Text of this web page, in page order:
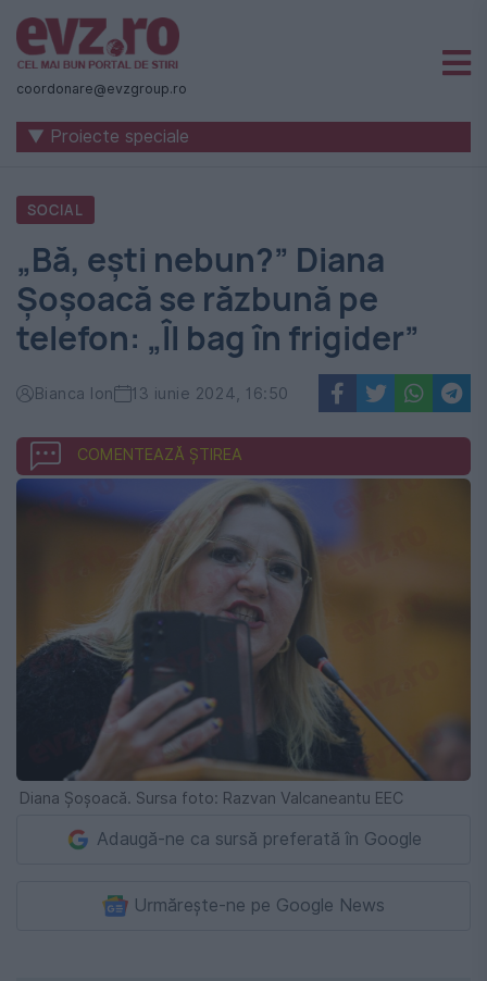
Știri
naționale
internaționale
România
-
Evenimentul
Zilei
coordonare@evzgroup.ro
▼ Proiecte speciale
SOCIAL
„Bă, ești nebun?” Diana
Șoșoacă se răzbună pe
telefon: „Îl bag în frigider”
Bianca Ion 13 iunie 2024, 16:50
COMENTEAZĂ ȘTIREA
Diana Șoșoacă. Sursa foto: Razvan Valcaneantu EEC
Adaugă-ne ca sursă preferată în Google
Urmărește-ne pe Google News